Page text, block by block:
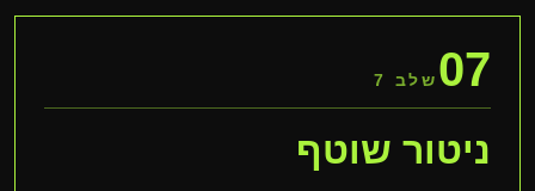
07 שלב 7
ניטור שוטף